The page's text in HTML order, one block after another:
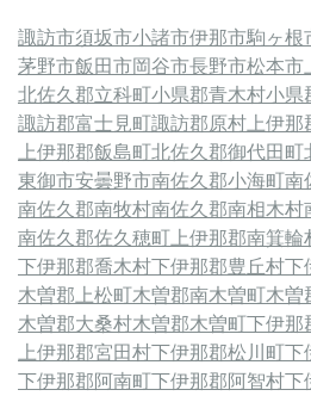
諏訪市須坂市小諸市伊那市駒ヶ根
茅野市飯田市岡谷市長野市松本市
北佐久郡立科町小県郡青木村小県
諏訪郡富士見町諏訪郡原村上伊那
上伊那郡飯島町北佐久郡御代田町
東御市安曇野市南佐久郡小海町南
南佐久郡南牧村南佐久郡南相木村
南佐久郡佐久穂町上伊那郡南箕輪
下伊那郡喬木村下伊那郡豊丘村下
木曽郡上松町木曽郡南木曽町木曽
木曽郡大桑村木曽郡木曽町下伊那
上伊那郡宮田村下伊那郡松川町下
下伊那郡阿南町下伊那郡阿智村下